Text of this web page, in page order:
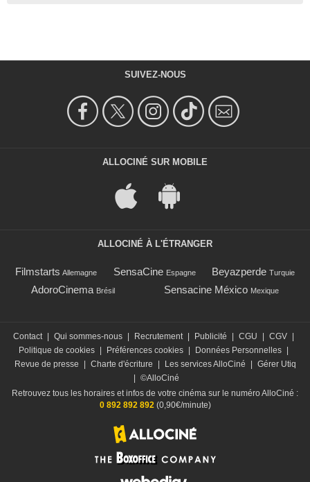
SUIVEZ-NOUS
ALLOCINÉ SUR MOBILE
ALLOCINÉ À L'ÉTRANGER
Filmstarts Allemagne SensaCine Espagne Beyazperde Turquie
AdoroCinema Brésil Sensacine México Mexique
Contact | Qui sommes-nous | Recrutement | Publicité | CGU | CGV |
Politique de cookies | Préférences cookies | Données Personnelles |
Revue de presse
| Charte d'écriture | Les services AlloCiné | Gérer Utiq
| ©AlloCiné
Retrouvez tous les horaires et infos de votre cinéma sur le numéro AlloCiné :
0 892 892 892 (0,90€/minute)